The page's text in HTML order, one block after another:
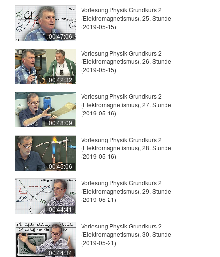
00:47:06
Vorlesung Physik Grundkurs 2
(Elektromagnetismus), 25. Stunde
(2019-05-15)
00:42:32
Vorlesung Physik Grundkurs 2
(Elektromagnetismus), 26. Stunde
(2019-05-15)
00:48:09
Vorlesung Physik Grundkurs 2
(Elektromagnetismus), 27. Stunde
(2019-05-16)
00:45:06
Vorlesung Physik Grundkurs 2
(Elektromagnetismus), 28. Stunde
(2019-05-16)
00:44:41
Vorlesung Physik Grundkurs 2
(Elektromagnetismus), 29. Stunde
(2019-05-21)
00:44:34
Vorlesung Physik Grundkurs 2
(Elektromagnetismus), 30. Stunde
(2019-05-21)